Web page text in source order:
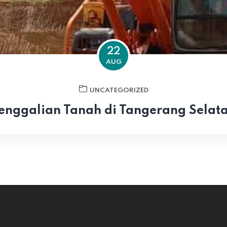
22
AUG
UNCATEGORIZED
Tanah di Tangerang